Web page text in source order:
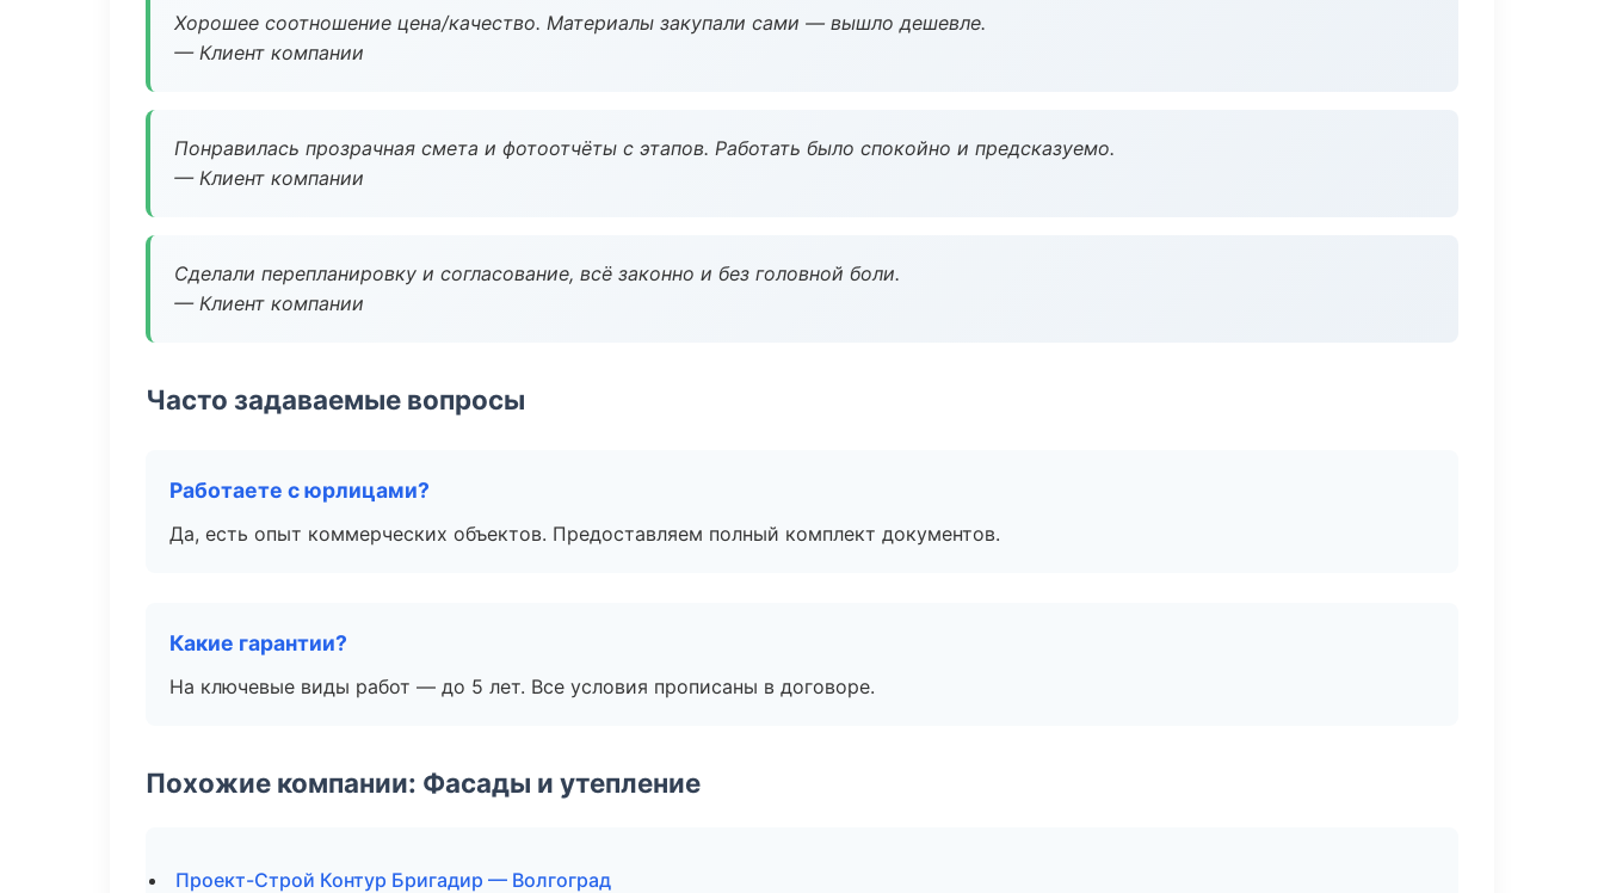
Хорошее соотношение цена/качество. Материалы закупали сами — вышло дешевле.
— Клиент компании
Понравилась прозрачная смета и фотоотчёты с этапов. Работать было спокойно и предсказуемо.
— Клиент компании
Сделали перепланировку и согласование, всё законно и без головной боли.
— Клиент компании
Часто задаваемые вопросы
Работаете с юрлицами?
Да, есть опыт коммерческих объектов. Предоставляем полный комплект документов.
Какие гарантии?
На ключевые виды работ — до 5 лет. Все условия прописаны в договоре.
Похожие компании: Фасады и утепление
Проект-Строй Контур Бригадир — Волгоград